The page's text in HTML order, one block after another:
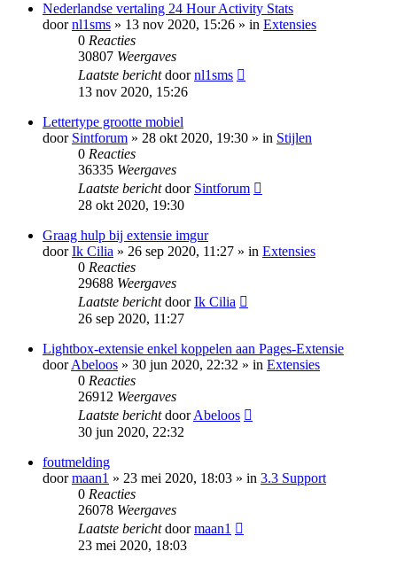
Nederlandse vertaling 24 Hour Activity Stats
doornl1sms » 13 nov 2020, 15:26 » in Extensies
0 Reacties
30807 Weergaves
Laatste berichtdoornl1sms
13 nov 2020, 15:26
Lettertype grootte mobiel
door Sintforum » 28 okt 2020, 19:30 » in Stijlen
0 Reacties
36335 Weergaves
Laatste berichtdoor Sintforum
28 okt 2020, 19:30
Graag hulp bij extensie imgur
doorIk Cilia » 26 sep 2020, 11:27 » in Extensies
0 Reacties
29688 Weergaves
Laatste berichtdoorIk Cilia
26 sep 2020, 11:27
Lightbox-extensie enkel koppelen aan Pages-Extensie
doorAbeloos » 30 jun 2020, 22:32 » in Extensies
0 Reacties
26912 Weergaves
Laatste berichtdoorAbeloos
30 jun 2020, 22:32
foutmelding
doormaan1 » 23 mei 2020, 18:03 » in 3.3 Support
0 Reacties
26078 Weergaves
Laatste berichtdoormaan1
23 mei 2020, 18:03